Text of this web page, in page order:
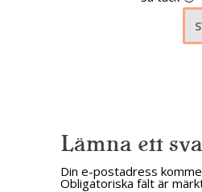
Lämna ett
Din e-postadress
Obligatoriska fält är